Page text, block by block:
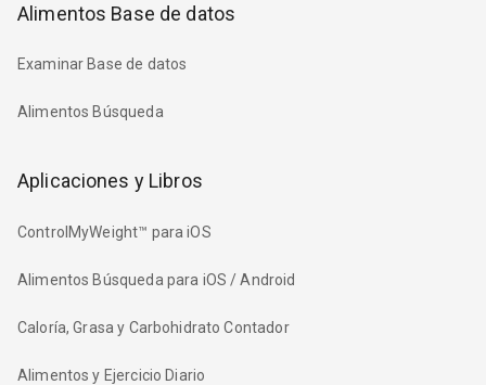
Alimentos Base de datos
Examinar Base de datos
Alimentos Búsqueda
Aplicaciones y Libros
ControlMyWeight™ para iOS
Alimentos Búsqueda para iOS / Android
Caloría, Grasa y Carbohidrato Contador
Alimentos y Ejercicio Diario